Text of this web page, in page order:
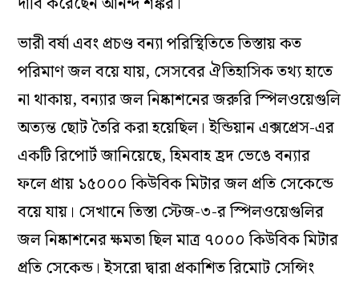
ভারী বর্ষা এবং প্রচণ্ড বন্যা পরিস্থিতিতে তিস্তায় কত
পরিমাণ জল বয়ে যায়, সেসবের ঐতিহাসিক তথ্য হাতে
না থাকায়, বন্যার জল নিষ্কাশনের জরুরি স্পিলওয়েগুলি
অত্যন্ত ছোট তৈরি করা হয়েছিল। ইন্ডিয়ান এক্সপ্রেস-এর
একটি রিপোর্ট জানিয়েছে, হিমবাহ হ্রদ ভেঙে বন্যার
ফলে প্রায় ১৫০০০ কিউবিক মিটার জল প্রতি সেকেন্ডে
বয়ে যায়। সেখানে তিস্তা স্টেজ-৩-র স্পিলওয়েগুলির
জল নিষ্কাশনের ক্ষমতা ছিল মাত্র ৭০০০ কিউবিক মিটার
প্রতি সেকেন্ড। ইসরো দ্বারা প্রকাশিত রিমোট সেন্সিং